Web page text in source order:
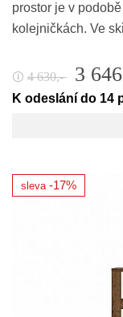
prostor je v
kolejničkách. Ve
🛈 4 630,- 3
K odeslání do 14
sleva -17%